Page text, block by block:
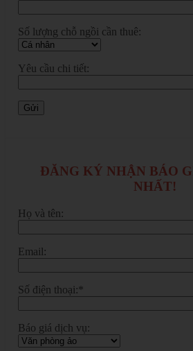
Số lượng chỗ ngồi cần thuê:
Yêu cầu chi tiết:
ĐĂNG KÝ NHẬN BÁO
NHẤT!
Họ và tên:
Email:
Số điện thoại:*
Báo giá dịch vụ: